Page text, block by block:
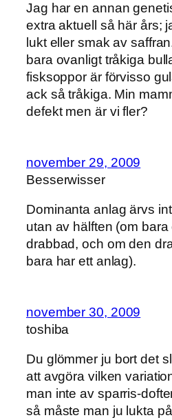
Jag har en annan
extra aktuell så här års;
lukt eller smak av
bara ovanligt tråkiga
fisksoppor är förvisso
ack så tråkiga. Min
defekt men är vi fler?
november 29, 2009
Besserwisser
Dominanta anlag ärvs
utan av hälften (om
drabbad, och om den
bara har ett anlag).
november 30, 2009
toshiba
Du glömmer ju bort det
att avgöra vilken
man inte av sparris-
så måste man ju lukta